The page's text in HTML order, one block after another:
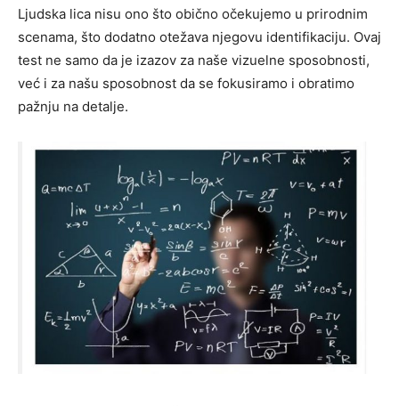
Ljudska lica nisu ono što obično očekujemo u prirodnim
scenama, što dodatno otežava njegovu identifikaciju. Ovaj
test ne samo da je izazov za naše vizuelne sposobnosti,
već i za našu sposobnost da se fokusiramo i obratimo
pažnju na detalje.